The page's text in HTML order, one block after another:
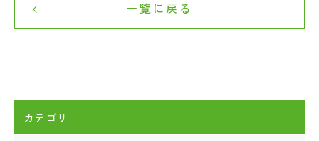
一覧に戻る
カテゴリ